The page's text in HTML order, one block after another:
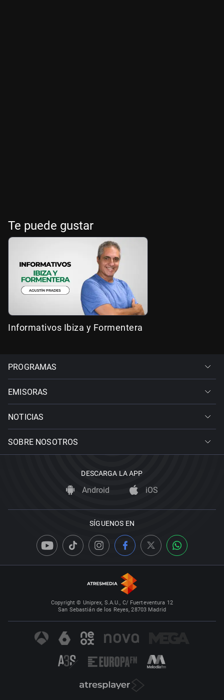
Te puede gustar
Informativos Ibiza y Formentera
PROGRAMAS
EMISORAS
NOTICIAS
SOBRE NOSOTROS
DESCARGA LA APP
Android iOS
SÍGUENOS EN
Copyright © Uniprex, S.A.U., C/ Fuerteventura 12
San Sebastián de los Reyes, 28703 Madrid